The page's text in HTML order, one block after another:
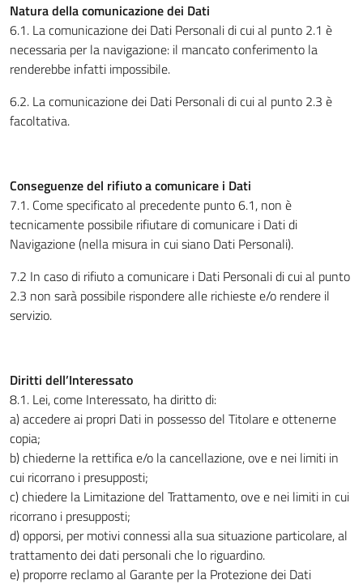
Natura della comunicazione dei Dati
6.1. La comunicazione dei Dati Personali di cui al punto 2.1 è
necessaria per la navigazione: il mancato conferimento la
renderebbe infatti impossibile.
6.2. La comunicazione dei Dati Personali di cui al punto 2.3 è
facoltativa.
Conseguenze del rifiuto a comunicare i Dati
7.1. Come specificato al precedente punto 6.1, non è
tecnicamente possibile rifiutare di comunicare i Dati di
Navigazione (nella misura in cui siano Dati Personali).
7.2 In caso di rifiuto a comunicare i Dati Personali di cui al punto
2.3 non sarà possibile rispondere alle richieste e/o rendere il
servizio.
Diritti dell’Interessato
8.1. Lei, come Interessato, ha diritto di:
a) accedere ai propri Dati in possesso del Titolare e ottenerne
copia;
b) chiederne la rettifica e/o la cancellazione, ove e nei limiti in
cui ricorrano i presupposti;
c) chiedere la Limitazione del Trattamento, ove e nei limiti in cui
ricorrano i presupposti;
d) opporsi, per motivi connessi alla sua situazione particolare, al
trattamento dei dati personali che lo riguardino.
e) proporre reclamo al Garante per la Protezione dei Dati